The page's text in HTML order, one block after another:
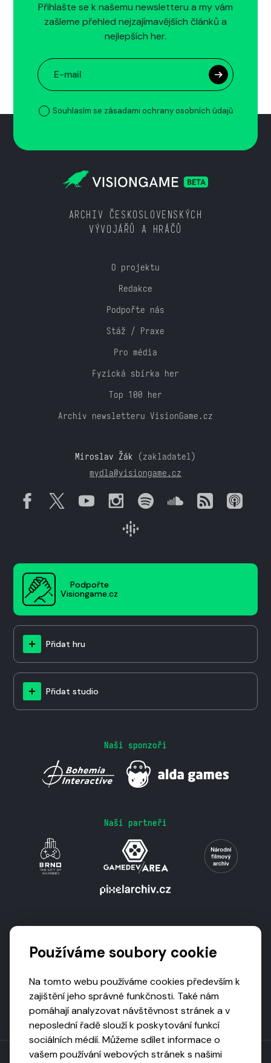
Přihlašte se k našemu newsletteru a my vám
zašleme přehled nejzajímavějších článků a
nejlepších her.
Souhlasím se zásadami ochrany osobních údajů
ARCHIV ČESKOSLOVENSKÝCH
VÝVOJÁŘŮ A HRÁČŮ
O projektu
Redakce
Podpořte nás
Stáž / Praxe
Pro média
Fyzická sbírka her
Top 100 her
Archiv newsletteru VisionGame.cz
Miroslav Žák (zakladatel)
mydla@visiongame.cz
Podpořte
Visiongame.cz
Přidat hru
Přidat studio
Naši sponzoři
Naši partneři
Používáme soubory cookie
Na tomto webu používáme cookies především k
zajištění jeho správné funkčnosti. Také nám
pomáhají analyzovat návštěvnost stránek a v
neposlední řadě slouží k poskytování funkcí
sociálních médií. Můžeme sdílet informace o
vašem používání webových stránek s našimi